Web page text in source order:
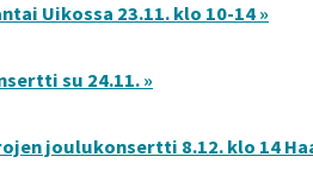
Uikossa 23.11. klo 10-14 »
su 24.11. »
joulukonsertti 8.12. klo 14